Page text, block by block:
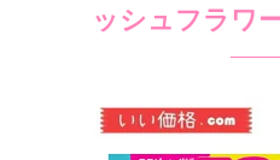
ッシュフラワ